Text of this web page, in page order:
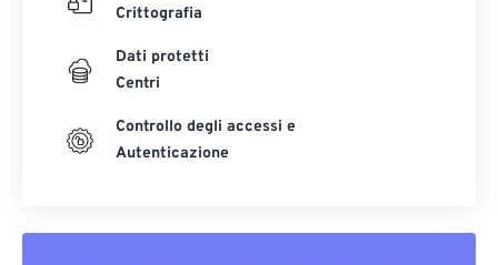
Crittografia
Dati protetti
Centri
Controllo degli accessi e
Autenticazione